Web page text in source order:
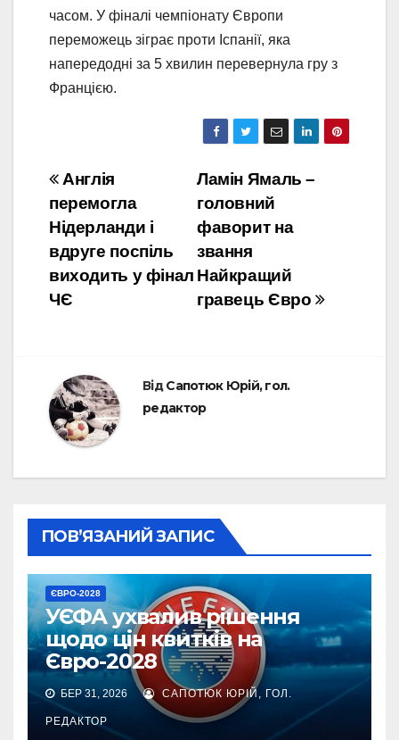
часом. У фіналі чемпіонату Європи
переможець зіграє проти Іспанії, яка
напередодні за 5 хвилин перевернула гру з
Францією.
Навігація
записів
Ламін Ямаль –
головний
фаворит на
звання
Найкращий
гравець Євро
Англія
перемогла
Нідерланди і
вдруге поспіль
виходить у фінал
ЧЄ
ВідСапотюк Юрій, гол.
редактор
ПОВ’ЯЗАНИЙ ЗАПИС
ЄВРО-2028
УЄФА ухвалив рішення
щодо цін квитків на
Євро-2028
БЕР 31, 2026 САПОТЮК ЮРІЙ, ГОЛ.
РЕДАКТОР